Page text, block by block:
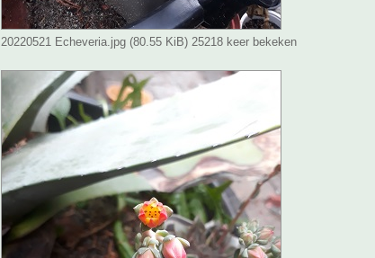
20220521 Echeveria.jpg (80.55 KiB) 25218 keer bekeken